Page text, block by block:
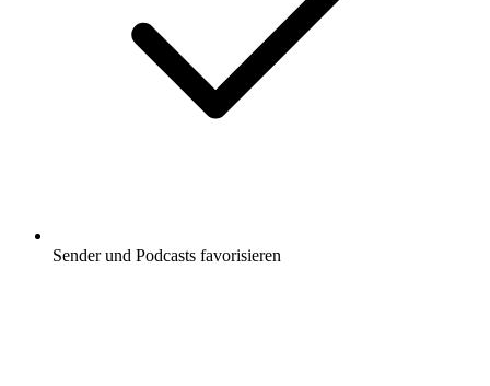
Sender und Podcasts favorisieren